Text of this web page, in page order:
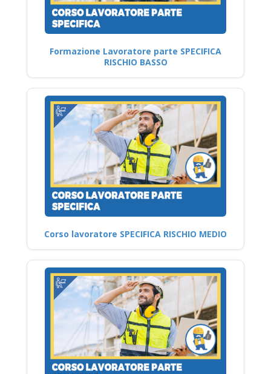
Formazione Lavoratore parte SPECIFICA
RISCHIO BASSO
Corso lavoratore SPECIFICA RISCHIO MEDIO